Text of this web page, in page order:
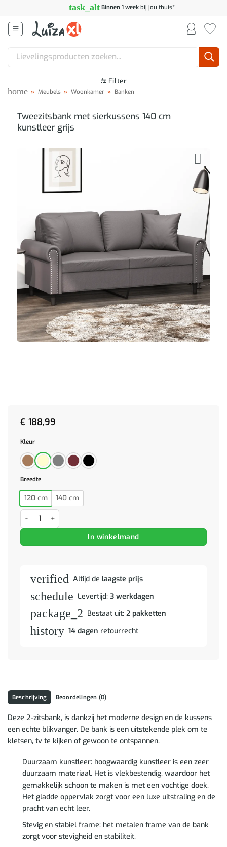
inhoud
task_alt Binnen 1 weekbij jou thuis*
Zoeken
Filter
home » Meubels » Woonkamer » Banken
Tweezitsbank met sierkussens 140 cm
kunstleer grijs
€ 188,99
Kleur
Breedte
120 cm 140 cm
Tweezitsbank met sierkussens 140 cm kunstleer grijs aantal
In winkelmand
verified Altijd de laagste prijs
schedule Levertijd: 3 werkdagen
package_2 Bestaat uit: 2 pakketten
history 14 dagen retourrecht
Beschrijving Beoordelingen (0)
Deze 2-zitsbank, is dankzij het moderne design en de kussens
een echte blikvanger. De bank is een uitstekende plek om te
kletsen, tv te kijken of gewoon te ontspannen.
Duurzaam kunstleer: hoogwaardig kunstleer is een zeer
duurzaam materiaal. Het is vlekbestendig, waardoor het
gemakkelijk schoon te maken is met een vochtige doek.
Het gladde oppervlak zorgt voor een luxe uitstraling en de
pracht van echt leer.
Stevig en stabiel frame: het metalen frame van de bank
zorgt voor stevigheid en stabiliteit.